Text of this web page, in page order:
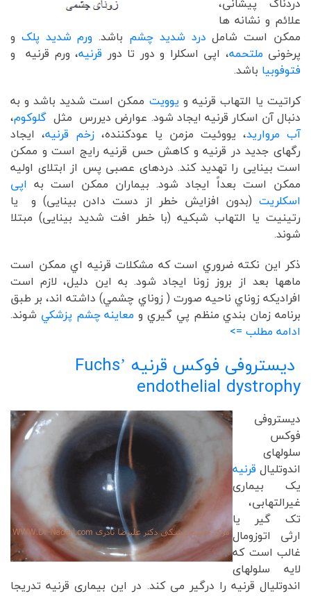
علائم و نشانه ها
ممکن است شامل درد شدید چشم باشد. ورم شدید پلک و
پرخونی ملتحمه، اپی اسکلرا و دور تا دور قرنیه، ورم قرنیه و
فتوفوبیا باشد.
کراتیت یا التهاب قرنیه و یوویت ممکن است شدید باشد و به
دنبال آن اسکار قرنیه ایجاد شود. عوارض دیررس مثل گلوکوم،
آب مروارید، یووئیت مزمن یا عودکننده، زخم قرنیه، ایجاد
رگهای جدید در قرنیه و کاهش حس قرنیه رایج است و ممکن
است بینایی را تهدید کند. دردهای عصبی پس از ابتلای اولیه
ممکن است بعداً ایجاد شود. بیماران ممکن است به اپی
اسکلریت (بدون افزایش خطر از دست دادن بینایی) و یا
رتینیت یا التهاب شبکیه (با خطر افت شدید بینایی) مبتلا
شوند.
ذکر اين نکته ضروري است که مشکلات قرنيه اي ممکن است
ماهها بعد از بروز زونا ايجاد شود. به اين دليل، لازم است
افراديکه زوناي ناحيه صورت ( زوناي چشمي) داشته اند، بر طبق
برنامه زمان بندي منظم پي گيري و معاينه چشم پزشکي شوند.
ادامه مطلب =>
دیستروفی فوکس قرنیه Fuchs’
endothelial dystrophy
دیستروفی
فوکس
سلولهای
اندوتلیال قرنیه
یک بیماری
غیرالتهابی،
تک گیر یا
ارثی اتوزومال
غالب است که
لایه سلولهای
اندوتلیال قرنیه را درگیر می کند. در این بیماری قرنیه تدریجا